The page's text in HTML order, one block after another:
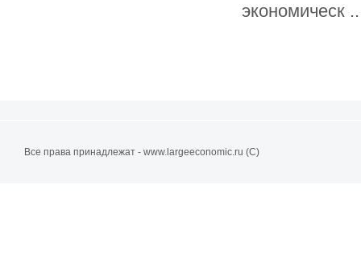
экономическ
Все права принадлежат - www.largeeconomic.ru (C)